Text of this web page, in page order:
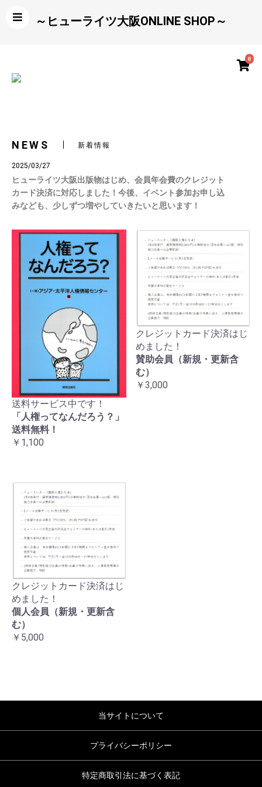
～ヒューライツ大阪ONLINE SHOP～
0
NEWS 新着情報
2025/03/27
ヒューライツ大阪出版物はじめ、会員年会費のクレジット
カード決済に対応しました！今後、イベント参加お申し込
みなども、少しずつ増やしていきたいと思います！
送料サービス中です！
「人権ってなんだろう？」
送料無料！
￥1,100
クレジットカード決済はじ
めました！
賛助会員（新規・更新含
む）
￥3,000
クレジットカード決済はじ
めました！
個人会員（新規・更新含
む）
￥5,000
当サイトについて
プライバシーポリシー
特定商取引法に基づく表記